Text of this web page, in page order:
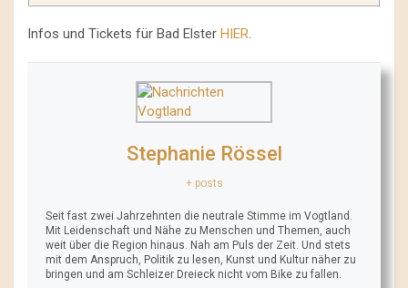
Infos und Tickets für Bad Elster HIER
Stephanie Rössel
+ posts
Seit fast zwei Jahrzehnten die neutrale Stimme im Vogtland.
Mit Leidenschaft und Nähe zu Menschen und Themen, auch
weit über die Region hinaus. Nah am Puls der Zeit. Und stets
mit dem Anspruch, Politik zu lesen, Kunst und Kultur näher zu
bringen und am Schleizer Dreieck nicht vom Bike zu fallen.